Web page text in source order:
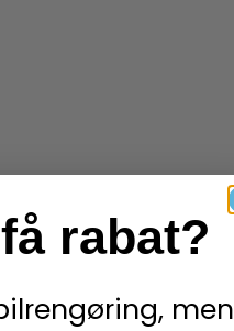
rabat?
men